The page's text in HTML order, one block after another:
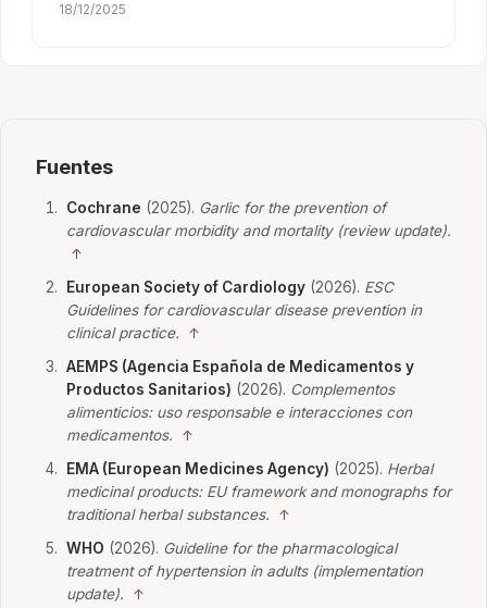
18/12/2025
Fuentes
Cochrane (2025). Garlic for the prevention of
cardiovascular morbidity and mortality (review update).
↑
European Society of Cardiology (2026). ESC
Guidelines for cardiovascular disease prevention in
clinical practice.
↑
AEMPS (Agencia Española de Medicamentos y
Productos Sanitarios) (2026). Complementos
alimenticios: uso responsable e interacciones con
medicamentos.
↑
EMA (European Medicines Agency) (2025). Herbal
medicinal products: EU framework and monographs for
traditional herbal substances.
↑
WHO (2026). Guideline for the pharmacological
treatment of hypertension in adults (implementation
update).
↑